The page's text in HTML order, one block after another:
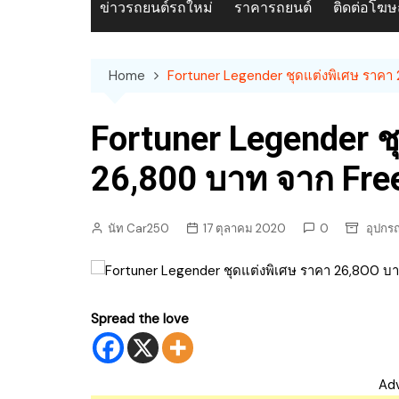
ข่าวรถยนต์รถใหม่ ราคารถยนต์ ติดต่อโฆ
Home Fortuner Legender ชุดแต่งพิเศษ ราค
Fortuner Legender
26,800 บาท จาก
นัท Car250 17 ตุลาคม 2020 0 อุปกร
Spread the love